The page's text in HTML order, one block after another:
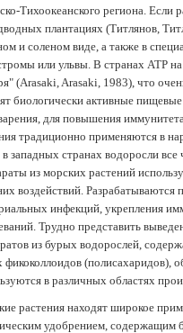
Тихоокеанского региона.
плантациях (Tитлянов,
и соленом виде, а также в
или ульвы. В странах АТР
(Arasaki, Arasaki, 1983), что
биологически активные
для повышения
традиционно применяются в
западных странах водоросли
из морских растений
воздействий. Разрабатываются
инфекций, укрепления
Трудно представить
из бурых водорослей,
фикоколлоидов (полисахаридов),
в различных областях
растения находят широкое
удобрением, содержащим